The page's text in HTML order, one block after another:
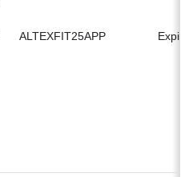
ALTEXFIT25APP Expirat